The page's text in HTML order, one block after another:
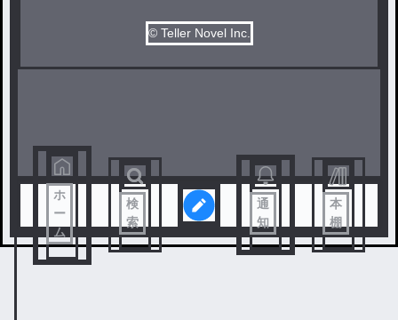
© Teller Novel Inc.
ホ
ー
ム
検
索
通
知
本
棚